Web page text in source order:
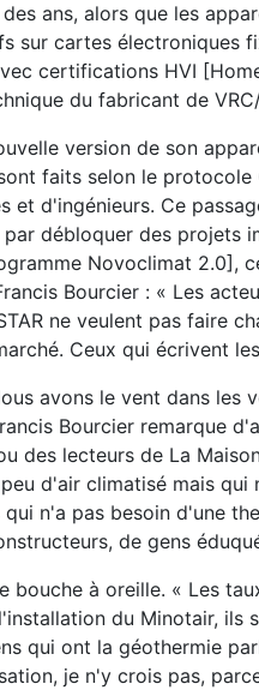
ans, alors que les
sur cartes électroniques
certifications HVI
du fabricant de
version de son
faits selon le
et d'ingénieurs. Ce
débloquer des projets
Novoclimat 2.0],
Bourcier : « Les
ne veulent pas faire
Ceux qui écrivent
avons le vent dans
Bourcier remarque
des lecteurs de La
d'air climatisé mais
n'a pas besoin d'une
de gens
bouche à oreille. « Les
du Minotair,
qui ont la géothermie
je n'y crois pas,